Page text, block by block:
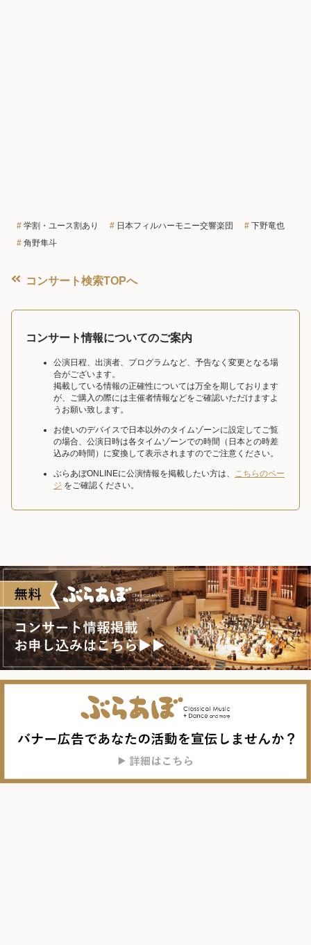
学割・ユース割あり 日本フィルハーモニー交響楽団
下野竜也
角野隼斗
コンサート検索TOPへ
コンサート情報についてのご案内
公演日程、出演者、プログラムなど、予告なく変更となる場
合がございます。
掲載している情報の正確性については万全を期しております
が、ご購入の際には主催者情報などをご確認いただけますよ
うお願い致します。
お使いのデバイスで日本以外のタイムゾーンに設定してご覧
の場合、公演日時は各タイムゾーンでの時間（日本との時差
込みの時間）に変換して表示されますのでご注意ください。
ぶらあぼONLINEに公演情報を掲載したい方は、 こちらのペー
ジ をご確認ください。